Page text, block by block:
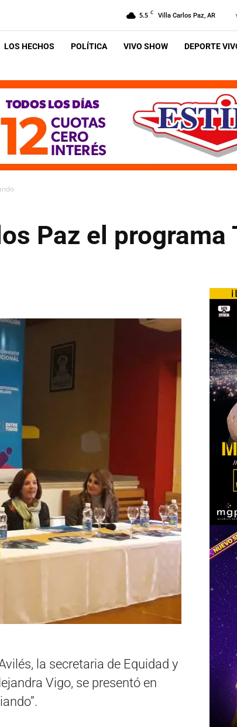
5.5 C Villa Carlos Paz, AR
LOS HECHOS POLÍTICA VIVO SHOW DEPORTE
Paz el programa
la secretaria de Equidad y
Vigo, se presentó en